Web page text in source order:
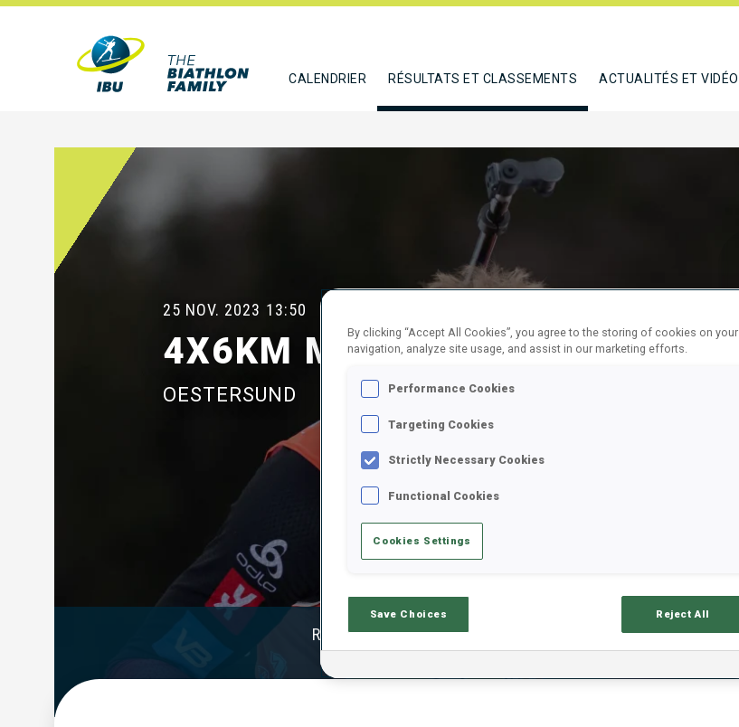
CALENDRIER RÉSULTATS ET CLASSEMENTS ACTUALITÉS ET
25 NOV. 2023 13:50
4X6KM MIXED RELAY
OESTERSUND
Résultats Officiels Temps De Ski
By clicking “Accept All Cookies”, you agree to the storing of cookies on
navigation, analyze site usage, and assist in our marketing efforts.
Performance Cookies
Targeting Cookies
Strictly Necessary Cookies
Functional Cookies
Cookies Settings
Save Choices Reject All